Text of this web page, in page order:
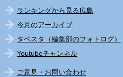
ランキングから見る広島
今月のアーカイブ
タベスタ（編集部のフォトログ）
Youtubeチャンネル
ご意見・お問い合わせ